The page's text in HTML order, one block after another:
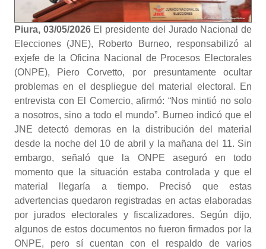
Piura, 03/05/2026 El presidente del Jurado Nacional de
Elecciones (JNE), Roberto Burneo, responsabilizó al
exjefe de la Oficina Nacional de Procesos Electorales
(ONPE), Piero Corvetto, por presuntamente ocultar
problemas en el despliegue del material electoral. En
entrevista con El Comercio, afirmó: “Nos mintió no solo
a nosotros, sino a todo el mundo”. Burneo indicó que el
JNE detectó demoras en la distribución del material
desde la noche del 10 de abril y la mañana del 11. Sin
embargo, señaló que la ONPE aseguró en todo
momento que la situación estaba controlada y que el
material llegaría a tiempo. Precisó que estas
advertencias quedaron registradas en actas elaboradas
por jurados electorales y fiscalizadores. Según dijo,
algunos de estos documentos no fueron firmados por la
ONPE, pero sí cuentan con el respaldo de varios